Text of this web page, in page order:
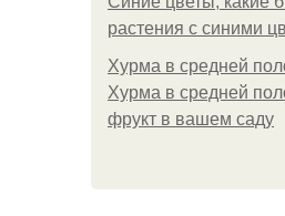
растения с синими
Хурма в средней
Хурма в средней
фрукт в вашем саду